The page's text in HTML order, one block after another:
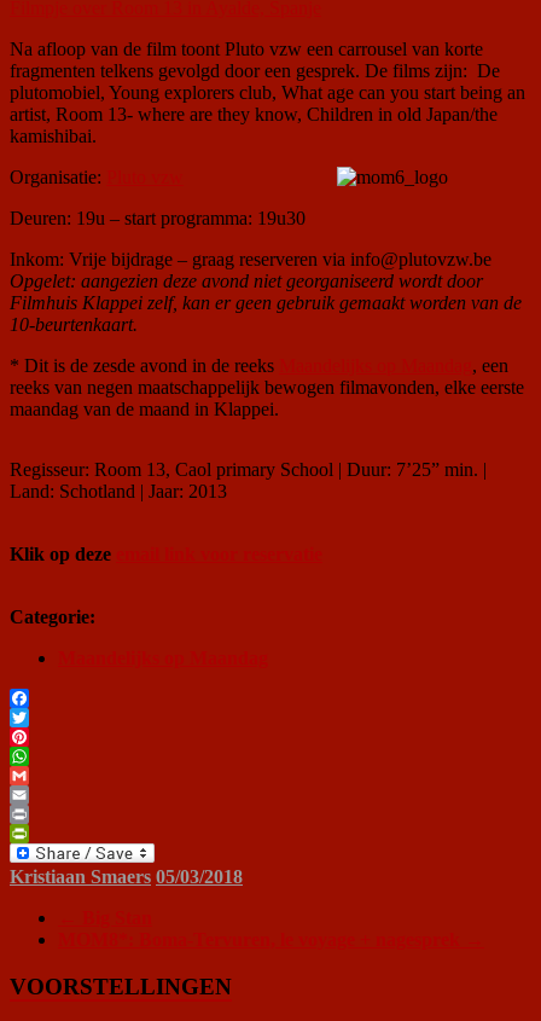
Na afloop van de film toont Pluto vzw een carrousel van korte
fragmenten telkens gevolgd door een gesprek. De films zijn: De
plutomobiel, Young explorers club, What age can you start being an
artist, Room 13- where are they know, Children in old Japan/the
kamishibai.
Organisatie:
Deuren: 19u – start programma: 19u30
Inkom: Vrije bijdrage – graag reserveren via info@plutovzw.be
Opgelet: aangezien deze avond niet georganiseerd wordt door
Filmhuis Klappei zelf, kan er geen gebruik gemaakt worden van de
10-beurtenkaart.
* Dit is de zesde avond in de reeks
, een
reeks van negen maatschappelijk bewogen filmavonden, elke eerste
maandag van de maand in Klappei.
Regisseur: Room 13, Caol primary School | Duur: 7’25” min. |
Land: Schotland | Jaar: 2013
Klik op deze
Categorie:
Facebook
Twitter
Pinterest
WhatsApp
Gmail
Email
Print
PrintFriendly
Kristiaan Smaers 05/03/2018
VOORSTELLINGEN